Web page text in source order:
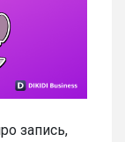
запись,